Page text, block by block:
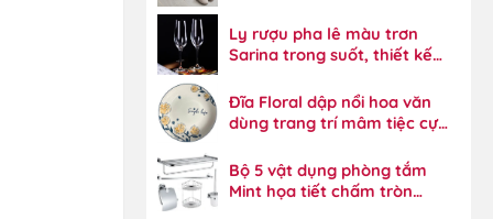
Ly rượu pha lê màu trơn
Sarina trong suốt, thiết kế
Đĩa Floral dập nổi hoa văn
dùng trang trí mâm tiệc cực
Bộ 5 vật dụng phòng tắm
Mint họa tiết chấm tròn